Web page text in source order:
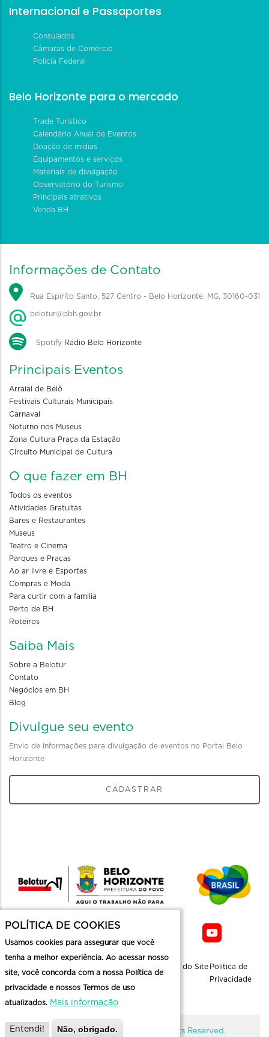
Internacional e Passaportes
Consulados
Câmaras de Comércio
Polícia Federal
Belo Horizonte para o mercado
Trade Turístico
Calendário Anual de Eventos
Doação de mídias
Equipamentos e serviços
Materiais de divulgação
Observatório do Turismo
Principais atrativos
Venda BH
Informações de Contato
Rua Espírito Santo, 527 Centro - Belo Horizonte, MG, 30160-031
belotur@pbh.gov.br
Spotify Rádio Belo Horizonte
Principais Eventos
Arraial de Belô
Festivais Culturais Municipais
Carnaval
Noturno nos Museus
Zona Cultura Praça da Estação
Circuito Municipal de Cultura
O que fazer em BH
Todos os eventos
Atividades Gratuitas
Bares e Restaurantes
Museus
Teatro e Cinema
Parques e Praças
Ao ar livre e Esportes
Compras e Moda
Para curtir com a familia
Perto de BH
Roteiros
Saiba Mais
Sobre a Belotur
Contato
Negócios em BH
Blog
Divulgue seu evento
Envio de informações para divulgação de eventos no Portal Belo
Horizonte
CADASTRAR
Mapa do Site Politica de
Privacidade
@ Copyright Belotur 2026. All Rights Reserved.
POLÍTICA DE COOKIES
Usamos cookies para assegurar que você
tenha a melhor experiência. Ao acessar nosso
site, você concorda com a nossa Política de
privacidade e nossos Termos de uso
atualizados. Mais informação
Entendi! Não, obrigado.